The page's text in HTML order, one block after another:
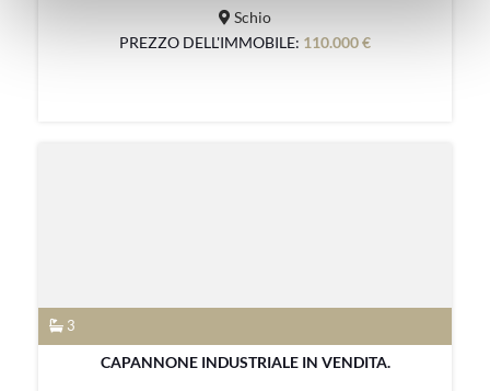
Schio
PREZZO DELL'IMMOBILE: 110.000 €
3
CAPANNONE INDUSTRIALE IN VENDITA.